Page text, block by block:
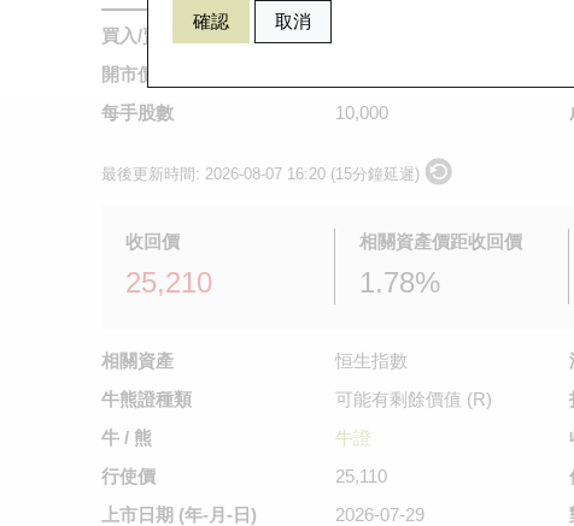
確認 取消
買入/賣出價
開市價
每手股數
10,000
最後更新時間: 2026-08-07 16:20 (15分鐘延遲)
收回價
25,210
相關資產價距收回價
1.78%
相關資產
恒生指數
牛熊證種類
可能有剩餘價值 (R)
牛 / 熊
牛證
行使價
25,110
上市日期 (年-月-日)
2026-07-29